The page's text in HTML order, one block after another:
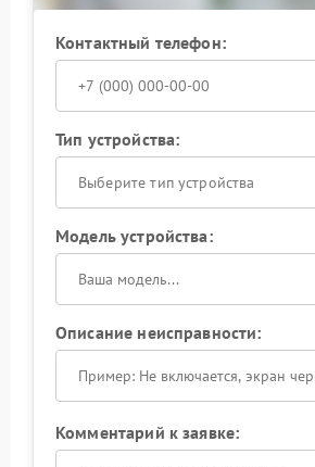
Контактный телефон:
Тип устройства:
Выберите тип устройства
Модель устройства:
Описание неисправности:
Комментарий к заявке: